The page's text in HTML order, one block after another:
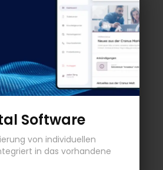
Software
von individuellen
in das vorhandene